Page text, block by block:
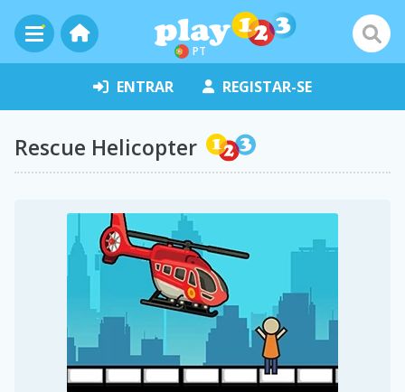
PT
ENTRAR REGISTAR-SE
Rescue Helicopter